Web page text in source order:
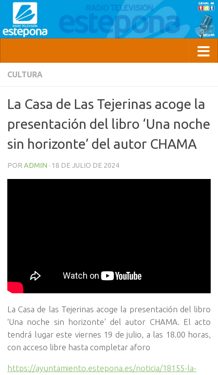
CULTURA
La Casa de Las Tejerinas acoge la
presentación del libro ‘Una noche
sin horizonte’ del autor CHAMA
POR ADMIN · 18 DE JULIO DE 2024
La Casa de las Tejerinas acoge la presentación del libro
‘Una noche sin horizonte’ del autor CHAMA. El acto
tendrá lugar este viernes 19 de julio, a las 18.00 horas,
con acceso libre hasta completar aforo
https://ayuntamiento.estepona.es/noticia/18155-la-